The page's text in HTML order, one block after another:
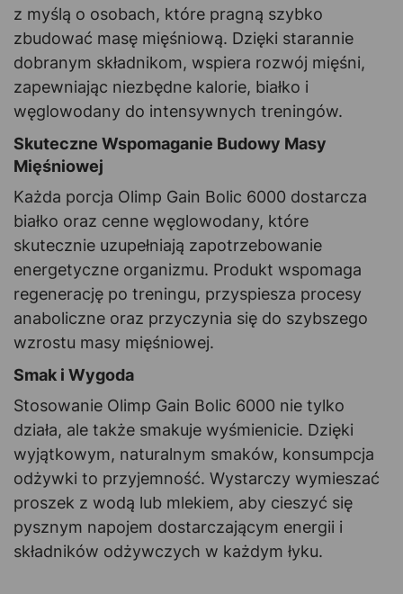
z myślą o osobach, które pragną szybko
zbudować masę mięśniową. Dzięki starannie
dobranym składnikom, wspiera rozwój mięśni,
zapewniając niezbędne kalorie, białko i
węglowodany do intensywnych treningów.
Skuteczne Wspomaganie Budowy Masy
Mięśniowej
Każda porcja Olimp Gain Bolic 6000 dostarcza
białko oraz cenne węglowodany, które
skutecznie uzupełniają zapotrzebowanie
energetyczne organizmu. Produkt wspomaga
regenerację po treningu, przyspiesza procesy
anaboliczne oraz przyczynia się do szybszego
wzrostu masy mięśniowej.
Smak i Wygoda
Stosowanie Olimp Gain Bolic 6000 nie tylko
działa, ale także smakuje wyśmienicie. Dzięki
wyjątkowym, naturalnym smaków, konsumpcja
odżywki to przyjemność. Wystarczy wymieszać
proszek z wodą lub mlekiem, aby cieszyć się
pysznym napojem dostarczającym energii i
składników odżywczych w każdym łyku.